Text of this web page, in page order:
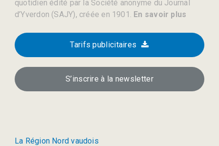
quotidien édité par la Société anonyme du Journal
d’Yverdon (SAJY), créée en 1901. En savoir plus
Tarifs publicitaires
S’inscrire à la newsletter
La Région Nord vaudois